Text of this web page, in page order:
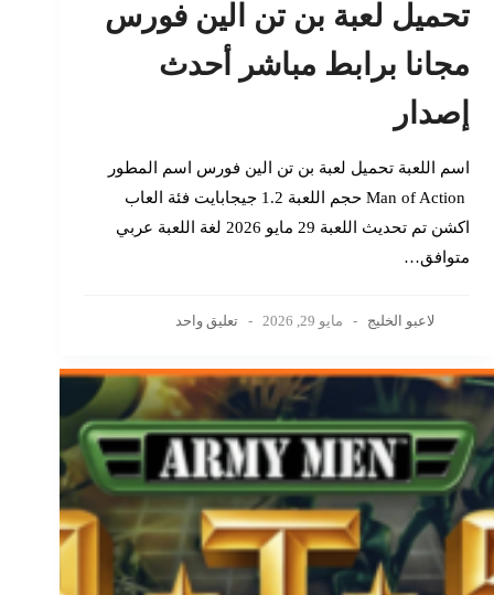
تحميل لعبة بن تن الين فورس
مجانا برابط مباشر أحدث
إصدار
اسم اللعبة تحميل لعبة بن تن الين فورس اسم المطور
Man of Action حجم اللعبة 1.2 جيجابايت فئة العاب
اكشن تم تحديث اللعبة 29 مايو 2026 لغة اللعبة عربي
متوافق…
لاعبو الخليج مايو 29, 2026 تعليق واحد